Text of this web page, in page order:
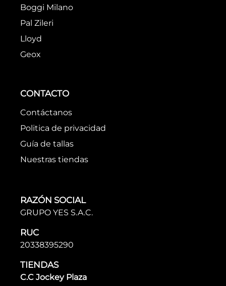
Boggi Milano
Pal Zileri
Lloyd
Geox
CONTACTO
Contáctanos
Politica de privacidad
Guía de tallas
Nuestras tiendas
RAZÓN SOCIAL
GRUPO YES S.A.C.
RUC
20338395290
TIENDAS
C.C Jockey Plaza